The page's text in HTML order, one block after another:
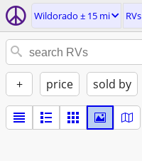
Wildorado ± 15 mi RVs
+ price sold by